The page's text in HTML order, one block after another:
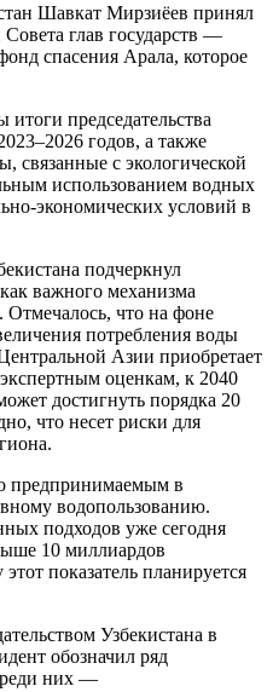
Шавкат Мирзиёев принял
глав государств —
спасения Арала, которое
председательства
годов, а также
связанные с экологической
использованием водных
экономических условий в
подчеркнул
важного механизма
Отмечалось, что на фоне
потребления воды
Азии приобретает
оценкам, к 2040
достигнуть порядка 20
что несет риски для
предпринимаемым в
водопользованию.
подходов уже сегодня
10 миллиардов
показатель планируется
Узбекистана в
обозначил ряд
них —